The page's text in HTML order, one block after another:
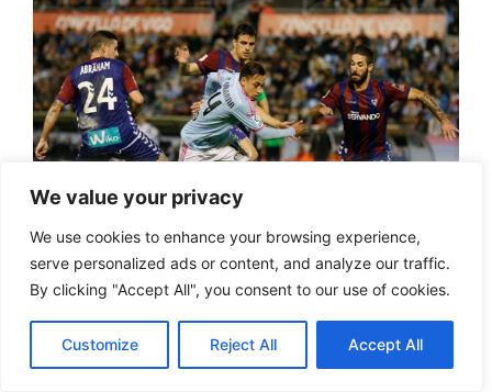
We value your privacy
We use cookies to enhance your browsing experience,
serve personalized ads or content, and analyze our traffic.
By clicking "Accept All", you consent to our use of cookies.
Customize Reject All Accept All
Vamos al Eibar – Celta de Vigo en vivo por
Previa del Eibar – Celta de